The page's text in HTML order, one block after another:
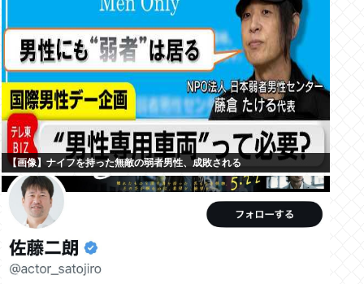
【画像】ナイフを持った無敵の弱者男性、成敗される